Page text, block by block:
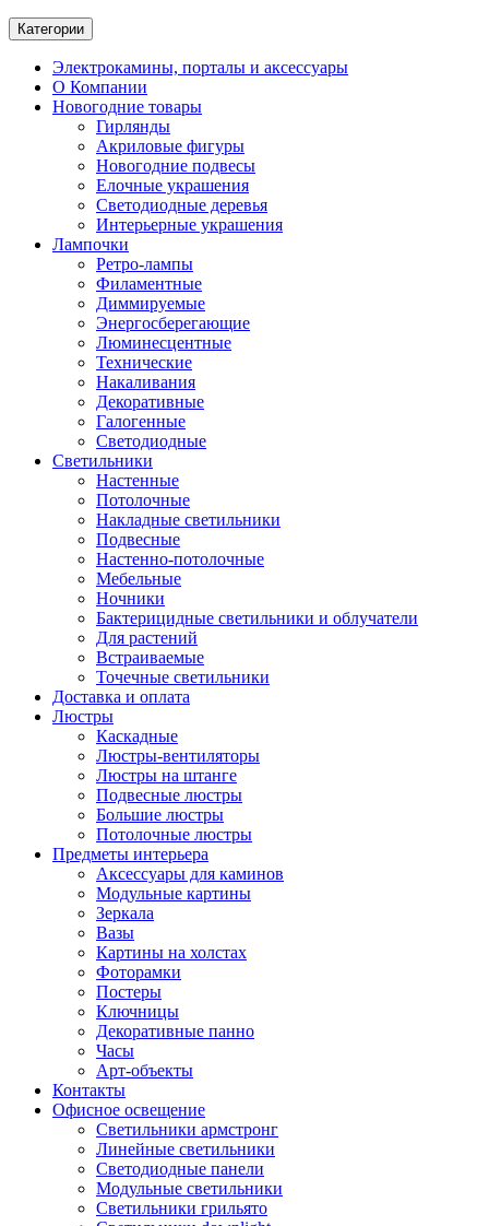
Категории
Электрокамины, порталы и аксессуары
О Компании
Новогодние товары
Гирлянды
Акриловые фигуры
Новогодние подвесы
Елочные украшения
Светодиодные деревья
Интерьерные украшения
Лампочки
Ретро-лампы
Филаментные
Диммируемые
Энергосберегающие
Люминесцентные
Технические
Накаливания
Декоративные
Галогенные
Светодиодные
Светильники
Настенные
Потолочные
Накладные светильники
Подвесные
Настенно-потолочные
Мебельные
Ночники
Бактерицидные светильники и облучатели
Для растений
Встраиваемые
Точечные светильники
Доставка и оплата
Люстры
Каскадные
Люстры-вентиляторы
Люстры на штанге
Подвесные люстры
Большие люстры
Потолочные люстры
Предметы интерьера
Аксессуары для каминов
Модульные картины
Зеркала
Вазы
Картины на холстах
Фоторамки
Постеры
Ключницы
Декоративные панно
Часы
Арт-объекты
Контакты
Офисное освещение
Светильники армстронг
Линейные светильники
Светодиодные панели
Модульные светильники
Светильники грильято